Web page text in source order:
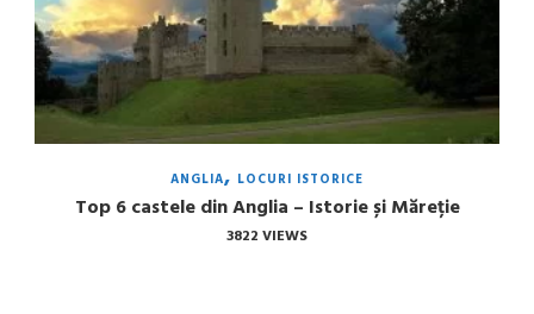
ANGLIA LOCURI ISTORICE
Top 6 castele din Anglia – Istorie și Măreție
3822 VIEWS